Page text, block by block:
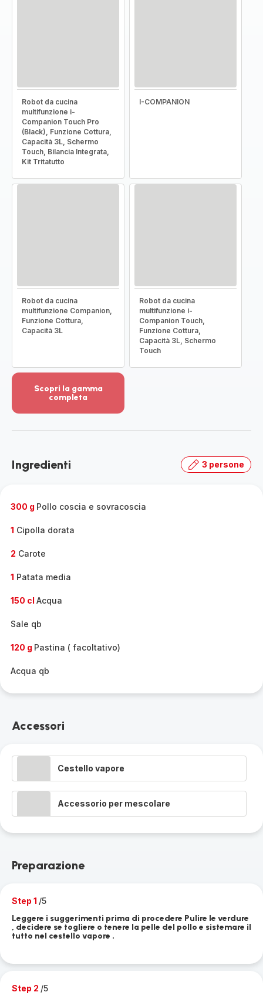
Robot da cucina
multifunzione i-
Companion Touch Pro
(Black), Funzione Cottura,
Capacità 3L, Schermo
Touch, Bilancia Integrata,
Kit Tritatutto
I-COMPANION
Robot da cucina
multifunzione Companion,
Funzione Cottura,
Capacità 3L
Robot da cucina
multifunzione i-
Companion Touch,
Funzione Cottura,
Capacità 3L, Schermo
Touch
Scopri la gamma
completa
dettagli
la
Ingredienti 3 persone
300 g Pollo coscia e sovracoscia
1 Cipolla dorata
2 Carote
1 Patata media
150 cl Acqua
Sale qb
120 g Pastina ( facoltativo)
Acqua qb
Accessori
Cestello vapore
Accessorio per mescolare
Preparazione
Step 1 /5
Leggere i suggerimenti prima di procedere Pulire le verdure
, decidere se togliere o tenere la pelle del pollo e sistemare il
tutto nel cestello vapore .
Step 2 /5